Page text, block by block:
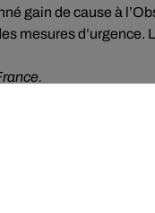
gain de cause à
mesures
jeudi matin un plan
projets prioritaires
exécuté mercredi